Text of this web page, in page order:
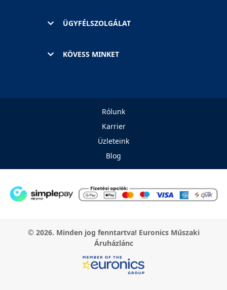
ÜGYFÉLSZOLGÁLAT
KÖVESS MINKET
Rólunk
Karrier
Üzleteink
Blog
© 2026. Minden jog fenntartva! Euronics Műszaki
Áruházlánc